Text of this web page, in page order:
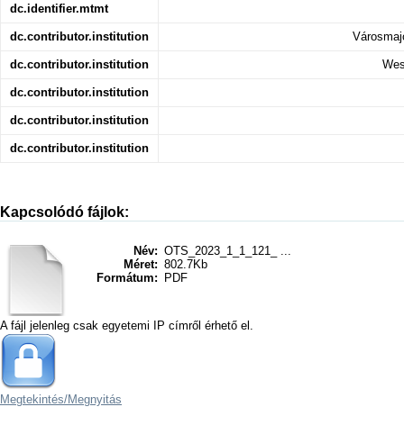
dc.identifier.mtmt
dc.contributor.institution
dc.contributor.institution
dc.contributor.institution
dc.contributor.institution
dc.contributor.institution
Kapcsolódó fájlok:
Név: OTS_2023_1_1_121_ ...
Méret: 802.7Kb
Formátum:
PDF
A fájl jelenleg csak egyetemi IP címről érhető el.
Megtekintés/Megnyitás